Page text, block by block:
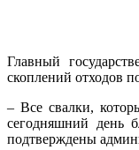
Главный
скоплений отходов
– Все свалки,
сегодняшний день
подтверждены